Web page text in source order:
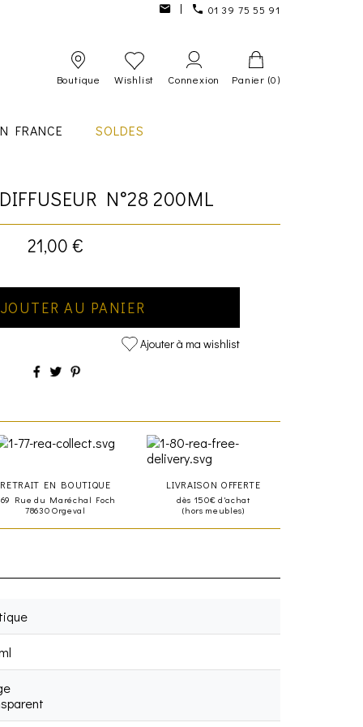
01 39 75 55 91
Boutique Wishlist Connexion Panier (0)
FRANCE SOLDES
N°28 200ML
21,00 €
AU PANIER
Ajouter à ma wishlist
RETRAIT EN BOUTIQUE
Rue du Maréchal Foch
78630 Orgeval
LIVRAISON OFFERTE
dès 150€ d'achat
(hors meubles)